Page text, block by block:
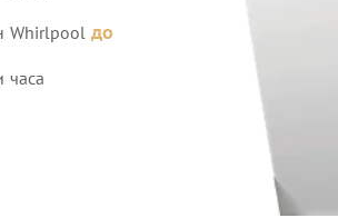
Whirlpool до
часа